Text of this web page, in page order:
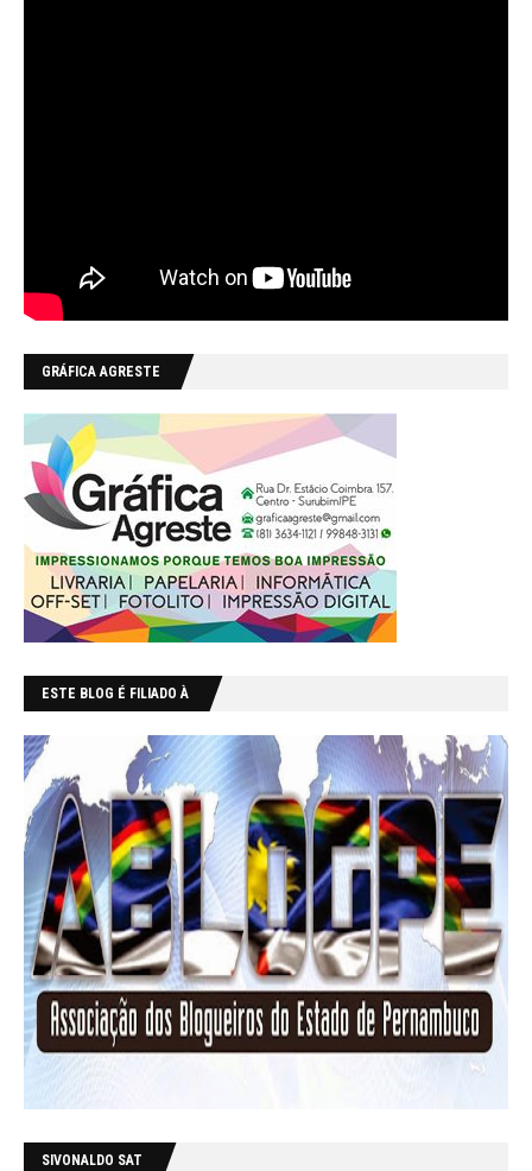
GRÁFICA AGRESTE
ESTE BLOG É FILIADO À
SIVONALDO SAT